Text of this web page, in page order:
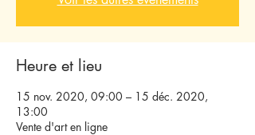
Heure et lieu
15 nov. 2020, 09:00 – 15 déc. 2020,
13:00
Vente d'art en ligne